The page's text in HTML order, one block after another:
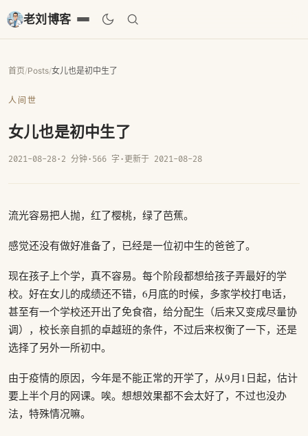
老刘博客
首页/Posts/女儿也是初中生了
人间世
女儿也是初中生了
2021-08-28· 2 分钟· 566 字 · 更新于 2021-08-28
流光容易把人抛，红了樱桃，绿了芭蕉。
感觉还没有做好准备了，已经是一位初中生的爸爸了。
现在孩子上个学，真不容易。每个阶段都想给孩子弄最好的学
校。好在女儿的成绩还不错，6月底的时候，多家学校打电话，
甚至有一个学校还开出了免食宿，给分配生（后来又变成尽量协
调），校长亲自抓的卓越班的条件，不过后来权衡了一下，还是
选择了另外一所初中。
由于疫情的原因，今年是不能正常的开学了，从9月1日起，估计
要上半个月的网课。唉。想想效果都不会太好了，不过也没办
法，特殊情况嘛。